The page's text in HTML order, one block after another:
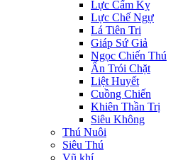
Lực Cấm Kỵ
Lực Chế Ngự
Lá Tiên Tri
Giáp Sứ Giả
Ngọc Chiến Thú
Ấn Trói Chặt
Liệt Huyết
Cuồng Chiến
Khiên Thần Trị
Siêu Không
Thú Nuôi
Siêu Thú